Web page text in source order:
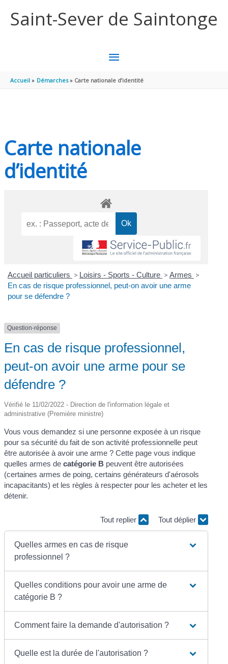
Saint-Sever de Saintonge
MENU
PRINCIPAL
Accueil Démarches Carte nationale d’identité
Carte nationale
d’identité
Accueil particuliers > Loisirs - Sports - Culture > Armes >
En cas de risque professionnel, peut-on avoir une arme
pour se défendre ?
Question-réponse
En cas de risque professionnel,
peut-on avoir une arme pour se
défendre ?
Vérifié le 11/02/2022 - Direction de l'information légale et
administrative (Première ministre)
Vous vous demandez si une personne exposée à un risque
pour sa sécurité du fait de son activité professionnelle peut
être autorisée à avoir une arme ? Cette page vous indique
quelles armes decatégorie B peuvent être autorisées
(certaines armes de poing, certains générateurs d'aérosols
incapacitants) et les règles à respecter pour les acheter et les
détenir.
Tout replier Tout déplier
Quelles armes en cas de risque
professionnel ?
Quelles conditions pour avoir une arme de
catégorie B ?
Comment faire la demande d'autorisation ?
Quelle est la durée de l'autorisation ?